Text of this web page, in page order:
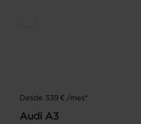
Desde 339 € /mes*
Audi A3